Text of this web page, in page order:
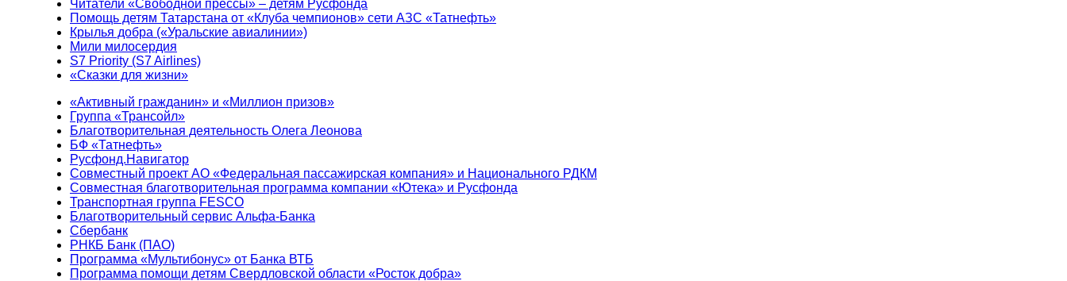
Читатели «Свободной прессы» – детям Русфонда
Помощь детям Татарстана от «Клуба чемпионов» сети АЗС «Татнефть»
Крылья добра («Уральские авиалинии»)
Мили милосердия
S7 Priority (S7 Airlines)
«Сказки для жизни»
«Активный гражданин» и «Миллион призов»
Группа «Трансойл»
Благотворительная деятельность Олега Леонова
БФ «Татнефть»
Русфонд.Навигатор
Совместный проект АО «Федеральная пассажирская компания» и Национального РДКМ
Совместная благотворительная программа компании «Ютека» и Русфонда
Транспортная группа FESCO
Благотворительный сервис Альфа-Банка
Сбербанк
РНКБ Банк (ПАО)
Программа «Мультибонус» от Банка ВТБ
Программа помощи детям Свердловской области «Росток добра»